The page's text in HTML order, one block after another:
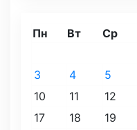
Пн Вт Ср
3
4 5
10
11 12
17
18 19